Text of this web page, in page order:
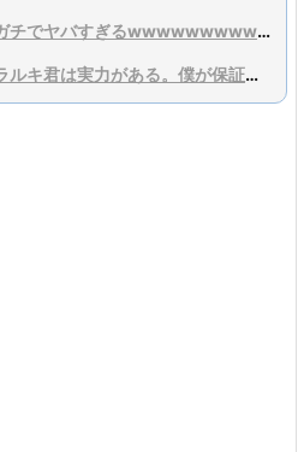
【悲報】鳥刺し専門店、ガチでヤバすぎるwwwwwwwwwwwwwwwwwwww
【朗報】五月病マリオ「ラルキ君は実力がある。僕が保証するよ？」